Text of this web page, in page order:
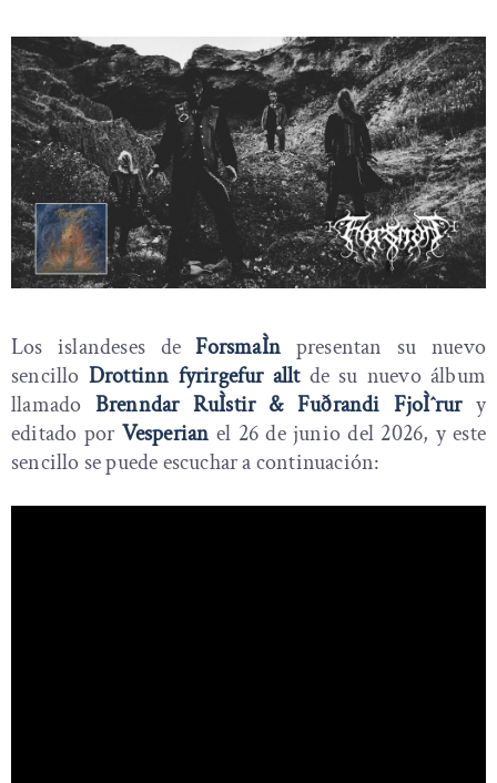
Los islandeses deForsmaÌn presentan su nuevo
sencillo Drottinn fyrirgefur alltde su nuevo álbum
llamado Brenndar RuÌstir & Fuðrandi FjoÌˆrury
editado por Vesperian el 26 de junio del 2026, y este
sencillo se puede escuchar a continuación: